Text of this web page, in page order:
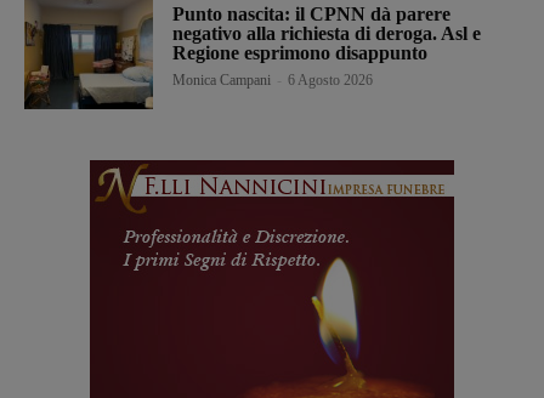
Punto nascita: il CPNN dà parere
negativo alla richiesta di deroga. Asl e
Regione esprimono disappunto
Monica Campani 6 Agosto 2026